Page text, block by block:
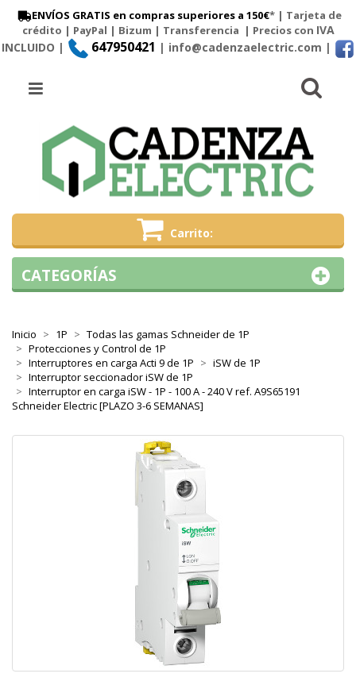
ENVÍOS GRATIS en compras superiores a 150€* | Tarjeta de
crédito | PayPal | Bizum | Transferencia | Precios con IVA
INCLUIDO |
647950421 | info@cadenzaelectric.com |
Carrito
Menú
Inicio 1P
Todas las gamas Schneider de 1P
Protecciones y Control de 1P
Interruptores en carga Acti 9 de 1P
iSW de 1P
Interruptor seccionador iSW de 1P
Interruptor en carga iSW - 1P - 100 A - 240 V ref. A9S65191
Schneider Electric [PLAZO 3-6 SEMANAS]
CATEGORÍAS